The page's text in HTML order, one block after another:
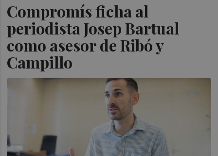
Compromís ficha al
periodista Josep Bartual
como asesor de Ribó y
Campillo